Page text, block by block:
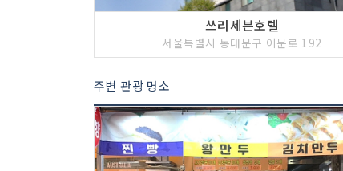
쓰리세븐호텔
서울특별시 동대문구 이문로 192
주변 관광 명소